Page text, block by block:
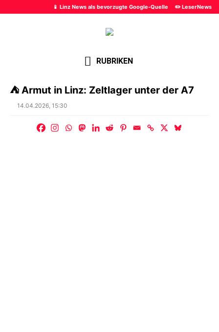
📱 Linz News als bevorzugte Google-Quelle ✏️ LeserNews
RUBRIKEN
⛺ Armut in Linz: Zeltlager unter der A7
Posted
14.04.2026, 15:30